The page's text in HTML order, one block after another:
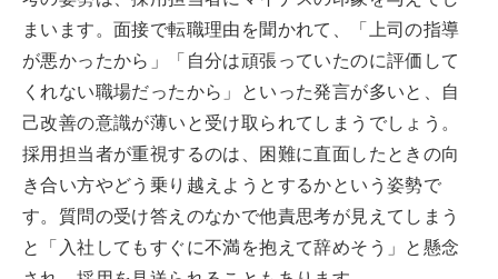
まいます。面接で転職理由を聞かれて、「上司の指導
が悪かったから」「自分は頑張っていたのに評価して
くれない職場だったから」といった発言が多いと、自
己改善の意識が薄いと受け取られてしまうでしょう。
採用担当者が重視するのは、困難に直面したときの向
き合い方やどう乗り越えようとするかという姿勢で
す。質問の受け答えのなかで他責思考が見えてしまう
と「入社してもすぐに不満を抱えて辞めそう」と懸念